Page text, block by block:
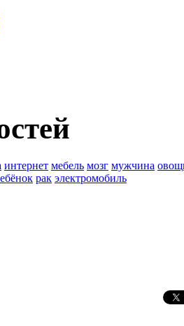
интернет мебель мозг мужчина
рак электромобиль